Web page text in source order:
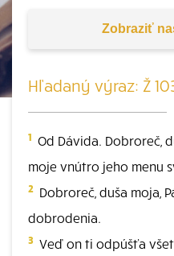
Zobraziť
Hľadaný výraz: Ž
1 Od Dávida. Dobroreč,
moje vnútro jeho menu
2 Dobroreč, duša moja,
dobrodenia.
3 Veď on ti odpúšťa